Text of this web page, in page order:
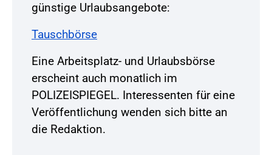
günstige Urlaubsangebote:
Tauschbörse
Eine Arbeitsplatz- und Urlaubsbörse
erscheint auch monatlich im
POLIZEISPIEGEL. Interessenten für eine
Veröffentlichung wenden sich bitte an
die Redaktion.